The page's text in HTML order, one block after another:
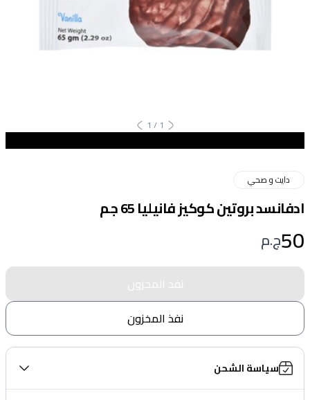
1
/
1
دايت و صحي
ادفانسد بروتين كوكيز فانيليا 65 جم
50ج.م
نفذ المخزون
نفذ المخزون
سياسة الشحن